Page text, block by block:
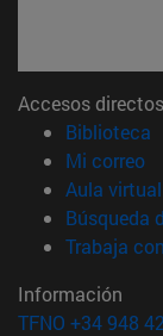
Accesos directos
Biblioteca
Mi correo
Aula
Búsqueda
Trabaja
Información
TFNO +34 948